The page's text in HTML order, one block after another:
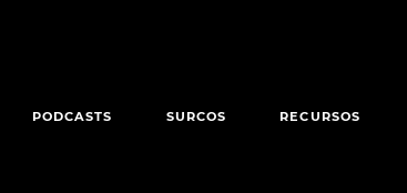
PODCASTS SURCOS RECURSOS